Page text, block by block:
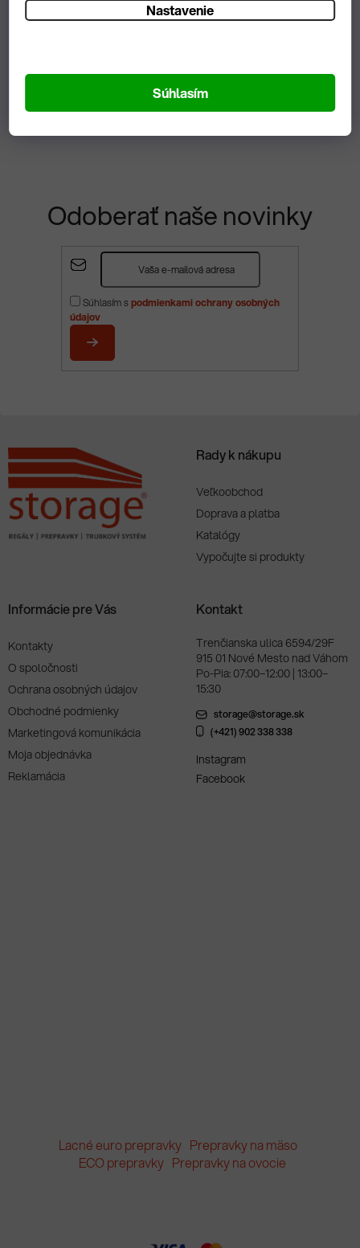
Nastavenie
Súhlasím
Odoberať naše novinky
Súhlasím spodmienkami ochrany osobných
údajov
PRIHLÁSIŤ
Rady k nákupu
Veľkoobchod
Doprava a platba
Katalógy
Vypočujte si produkty
Informácie pre Vás
Kontakty
O spoločnosti
Ochrana osobných údajov
Obchodné podmienky
Marketingová komunikácia
Moja objednávka
Reklamácia
Kontakt
Trenčianska ulica 6594/29F
915 01 Nové Mesto nad Váhom
Po-Pia: 07:00–12:00 | 13:00–
15:30
storage@storage.sk
(+421) 902 338 338
Instagram
Facebook
Lacné euro prepravky Prepravky na mäso
ECO prepravky Prepravky na ovocie